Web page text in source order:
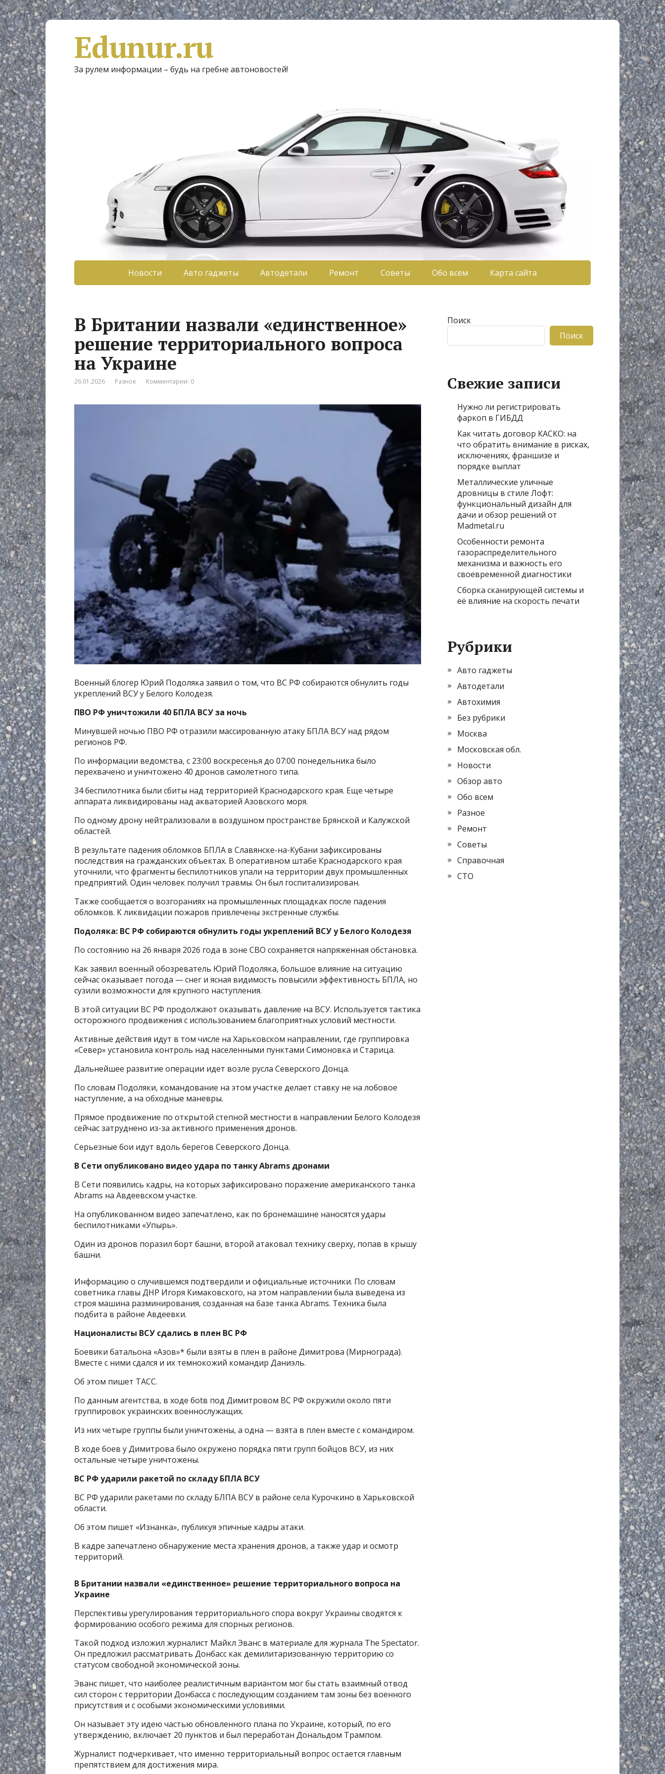
Edunur.ru
За рулем информации – будь на гребне автоновостей!
Новости Авто гаджеты Автодетали Ремонт Советы Обо всем Карта сайта
В Британии назвали «единственное»
решение территориального вопроса
на Украине
26.01.2026 Разное Комментарии: 0
Военный блогер Юрий Подоляка заявил о том, что ВС РФ собираются обнулить годы
укреплений ВСУ у Белого Колодезя.
ПВО РФ уничтожили 40 БПЛА ВСУ за ночь
Минувшей ночью ПВО РФ отразили массированную атаку БПЛА ВСУ над рядом
регионов РФ.
По информации ведомства, с 23:00 воскресенья до 07:00 понедельника было
перехвачено и уничтожено 40 дронов самолетного типа.
34 беспилотника были сбиты над территорией Краснодарского края. Еще четыре
аппарата ликвидированы над акваторией Азовского моря.
По одному дрону нейтрализовали в воздушном пространстве Брянской и Калужской
областей.
В результате падения обломков БПЛА в Славянске-на-Кубани зафиксированы
последствия на гражданских объектах. В оперативном штабе Краснодарского края
уточнили, что фрагменты беспилотников упали на территории двух промышленных
предприятий. Один человек получил травмы. Он был госпитализирован.
Также сообщается о возгораниях на промышленных площадках после падения
обломков. К ликвидации пожаров привлечены экстренные службы.
Подоляка: ВС РФ собираются обнулить годы укреплений ВСУ у Белого Колодезя
По состоянию на 26 января 2026 года в зоне СВО сохраняется напряженная обстановка.
Как заявил военный обозреватель Юрий Подоляка, большое влияние на ситуацию
сейчас оказывает погода — снег и ясная видимость повысили эффективность БПЛА, но
сузили возможности для крупного наступления.
В этой ситуации ВС РФ продолжают оказывать давление на ВСУ. Используется тактика
осторожного продвижения с использованием благоприятных условий местности.
Активные действия идут в том числе на Харьковском направлении, где группировка
«Север» установила контроль над населенными пунктами Симоновка и Старица.
Дальнейшее развитие операции идет возле русла Северского Донца.
По словам Подоляки, командование на этом участке делает ставку не на лобовое
наступление, а на обходные маневры.
Прямое продвижение по открытой степной местности в направлении Белого Колодезя
сейчас затруднено из-за активного применения дронов.
Серьезные бои идут вдоль берегов Северского Донца.
В Сети опубликовано видео удара по танку Abrams дронами
В Сети появились кадры, на которых зафиксировано поражение американского танка
Abrams на Авдеевском участке.
На опубликованном видео запечатлено, как по бронемашине наносятся удары
беспилотниками «Упырь».
Один из дронов поразил борт башни, второй атаковал технику сверху, попав в крышу
башни.
Информацию о случившемся подтвердили и официальные источники. По словам
советника главы ДНР Игоря Кимаковского, на этом направлении была выведена из
строя машина разминирования, созданная на базе танка Abrams. Техника была
подбита в районе Авдеевки.
Националисты ВСУ сдались в плен ВС РФ
Боевики батальона «Азов»* были взяты в плен в районе Димитрова (Мирнограда).
Вместе с ними сдался и их темнокожий командир Даниэль.
Об этом пишет ТАСС.
По данным агентства, в ходе боtв под Димитровом ВС РФ окружили около пяти
группировок украинских военнослужащих.
Из них четыре группы были уничтожены, а одна — взята в плен вместе с командиром.
В ходе боев у Димитрова было окружено порядка пяти групп бойцов ВСУ, из них
остальные четыре уничтожены.
ВС РФ ударили ракетой по складу БПЛА ВСУ
ВС РФ ударили ракетами по складу БЛПА ВСУ в районе села Курочкино в Харьковской
области.
Об этом пишет «Изнанка», публикуя эпичные кадры атаки.
В кадре запечатлено обнаружение места хранения дронов, а также удар и осмотр
территорий.
В Британии назвали «единственное» решение территориального вопроса на
Украине
Перспективы урегулирования территориального спора вокруг Украины сводятся к
формированию особого режима для спорных регионов.
Такой подход изложил журналист Майкл Эванс в материале для журнала The Spectator.
Он предложил рассматривать Донбасс как демилитаризованную территорию со
статусом свободной экономической зоны.
Эванс пишет, что наиболее реалистичным вариантом мог бы стать взаимный отвод
сил сторон с территории Донбасса с последующим созданием там зоны без военного
присутствия и с особыми экономическими условиями.
Он называет эту идею частью обновленного плана по Украине, который, по его
утверждению, включает 20 пунктов и был переработан Дональдом Трампом.
Журналист подчеркивает, что именно территориальный вопрос остается главным
препятствием для достижения мира.
Поиск
Поиск
Свежие записи
Нужно ли регистрировать
фаркоп в ГИБДД
Как читать договор КАСКО: на
что обратить внимание в рисках,
исключениях, франшизе и
порядке выплат
Металлические уличные
дровницы в стиле Лофт:
функциональный дизайн для
дачи и обзор решений от
Madmetal.ru
Особенности ремонта
газораспределительного
механизма и важность его
своевременной диагностики
Сборка сканирующей системы и
её влияние на скорость печати
Рубрики
Авто гаджеты
Автодетали
Автохимия
Без рубрики
Москва
Московская обл.
Новости
Обзор авто
Обо всем
Разное
Ремонт
Советы
Справочная
СТО